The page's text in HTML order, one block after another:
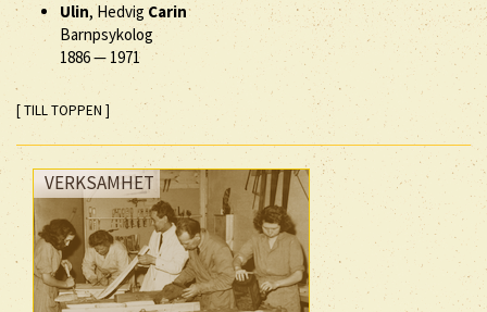
Ulin, HedvigCarin
Barnpsykolog
1886— 1971
[ TILL TOPPEN ]
VERKSAMHET